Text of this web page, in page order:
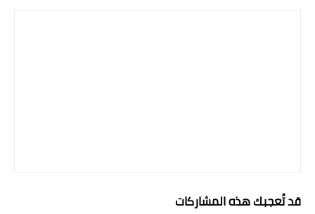
قد تُعجبك هذه المشاركات